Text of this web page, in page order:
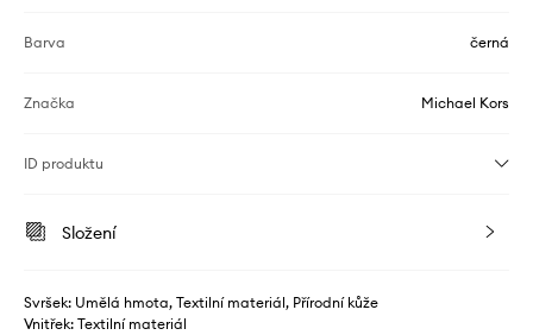
Barva černá
Značka Michael Kors
ID produktu
Složení
Svršek: Umělá hmota, Textilní materiál, Přírodní kůže
Vnitřek: Textilní materiál